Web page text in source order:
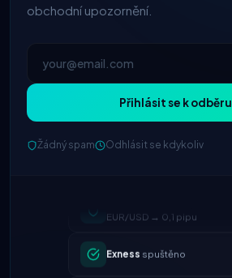
obchodní upozornění.
Přihlásit se k odběru
Žádný spam Odhlásit se kdykoliv